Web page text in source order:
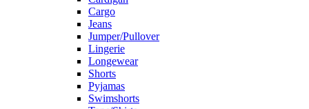
Cargo
Jeans
Jumper/Pullover
Lingerie
Longewear
Shorts
Pyjamas
Swimshorts